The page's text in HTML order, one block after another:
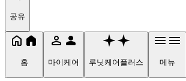
공유
홈 마이케어 루닛케어플러스 메뉴